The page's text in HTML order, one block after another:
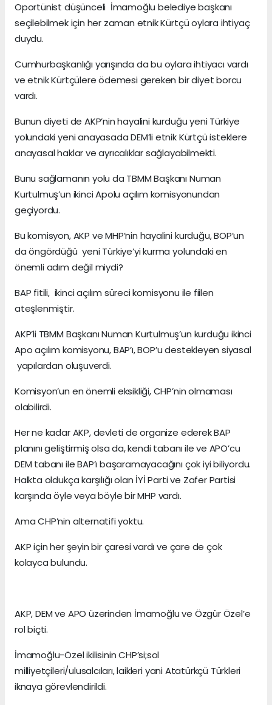
Oportünist düşünceli İmamoğlu belediye başkanı
seçilebilmek için her zaman etnik Kürtçü oylara ihtiyaç
duydu.
Cumhurbaşkanlığı yarışında da bu oylara ihtiyacı vardı
ve etnik Kürtçülere ödemesi gereken bir diyet borcu
vardı.
Bunun diyeti de AKP’nin hayalini kurduğu yeni Türkiye
yolundaki yeni anayasada DEM’li etnik Kürtçü isteklere
anayasal haklar ve ayrıcalıklar sağlayabilmekti.
Bunu sağlamanın yolu da TBMM Başkanı Numan
Kurtulmuş’un ikinci Apolu açılım komisyonundan
geçiyordu.
Bu komisyon, AKP ve MHP’nin hayalini kurduğu, BOP’un
da öngördüğü yeni Türkiye’yi kurma yolundaki en
önemli adım değil miydi?
BAP fitili, ikinci açılım süreci komisyonu ile fiilen
ateşlenmiştir.
AKP’li TBMM Başkanı Numan Kurtulmuş’un kurduğu ikinci
Apo açılım komisyonu, BAP’ı, BOP’u destekleyen siyasal
yapılardan oluşuverdi.
Komisyon’un en önemli eksikliği, CHP’nin olmaması
olabilirdi.
Her ne kadar AKP, devleti de organize ederek BAP
planını geliştirmiş olsa da, kendi tabanı ile ve APO’cu
DEM tabanı ile BAP’ı başaramayacağını çok iyi biliyordu.
Halkta oldukça karşılığı olan İYİ Parti ve Zafer Partisi
karşında öyle veya böyle bir MHP vardı.
Ama CHP’nin alternatifi yoktu.
AKP için her şeyin bir çaresi vardı ve çare de çok
kolayca bulundu.
AKP, DEM ve APO üzerinden İmamoğlu ve Özgür Özel’e
rol biçti.
İmamoğlu-Özel ikilisinin CHP’si;sol
milliyetçileri/ulusalcıları, laikleri yani Atatürkçü Türkleri
iknaya görevlendirildi.